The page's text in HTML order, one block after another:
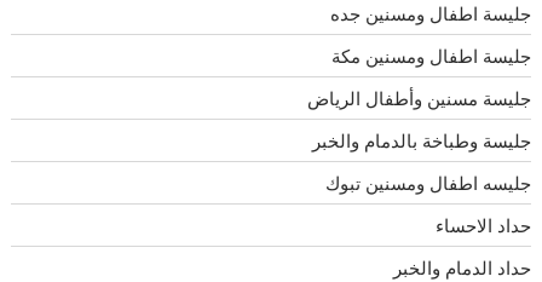
جليسة اطفال ومسنين جده
جليسة اطفال ومسنين مكة
جليسة مسنين وأطفال الرياض
جليسة وطباخة بالدمام والخبر
جليسه اطفال ومسنين تبوك
حداد الاحساء
حداد الدمام والخبر